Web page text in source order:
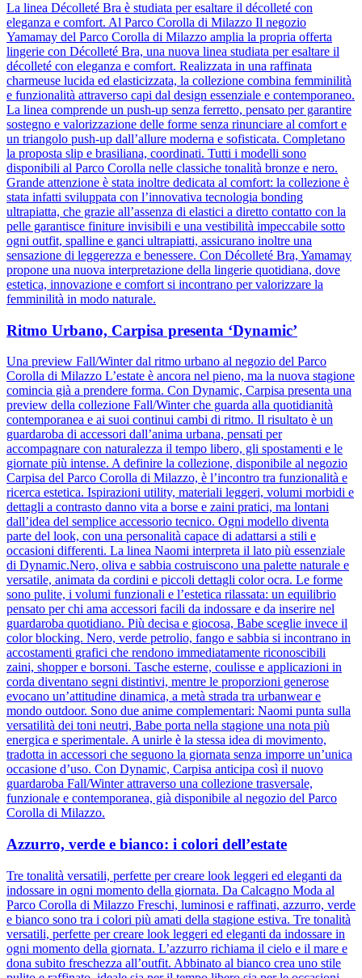
La linea Décolleté Bra è studiata per esaltare il décolleté con
eleganza e comfort. Al Parco Corolla di Milazzo Il negozio
Yamamay del Parco Corolla di Milazzo amplia la propria offerta
lingerie con Décolleté Bra, una nuova linea studiata per esaltare il
décolleté con eleganza e comfort. Realizzata in una raffinata
charmeuse lucida ed elasticizzata, la collezione combina femminilità
e funzionalità attraverso capi dal design essenziale e contemporaneo.
La linea comprende un push-up senza ferretto, pensato per garantire
sostegno e valorizzazione delle forme senza rinunciare al comfort e
un triangolo push-up dall’allure moderna e sofisticata. Completano
la proposta slip e brasiliana, coordinati. Tutti i modelli sono
disponibili al Parco Corolla nelle classiche tonalità bronze e nero.
Grande attenzione è stata inoltre dedicata al comfort: la collezione è
stata infatti sviluppata con l’innovativa tecnologia bonding
ultrapiatta, che grazie all’assenza di elastici a diretto contatto con la
pelle garantisce finiture invisibili e una vestibilità impeccabile sotto
ogni outfit, spalline e ganci ultrapiatti, assicurano inoltre una
sensazione di leggerezza e benessere. Con Décolleté Bra, Yamamay
propone una nuova interpretazione della lingerie quotidiana, dove
estetica, innovazione e comfort si incontrano per valorizzare la
femminilità in modo naturale.
Ritmo Urbano, Carpisa presenta ‘Dynamic’
Una preview Fall/Winter dal ritmo urbano al negozio del Parco
Corolla di Milazzo L’estate è ancora nel pieno, ma la nuova stagione
comincia già a prendere forma. Con Dynamic, Carpisa presenta una
preview della collezione Fall/Winter che guarda alla quotidianità
contemporanea e ai suoi continui cambi di ritmo. Il risultato è un
guardaroba di accessori dall’anima urbana, pensati per
accompagnare con naturalezza il tempo libero, gli spostamenti e le
giornate più intense. A definire la collezione, disponibile al negozio
Carpisa del Parco Corolla di Milazzo, è l’incontro tra funzionalità e
ricerca estetica. Ispirazioni utility, materiali leggeri, volumi morbidi e
dettagli a contrasto danno vita a borse e zaini pratici, ma lontani
dall’idea del semplice accessorio tecnico. Ogni modello diventa
parte del look, con una personalità capace di adattarsi a stili e
occasioni differenti. La linea Naomi interpreta il lato più essenziale
di Dynamic.Nero, oliva e sabbia costruiscono una palette naturale e
versatile, animata da cordini e piccoli dettagli color ocra. Le forme
sono pulite, i volumi funzionali e l’estetica rilassata: un equilibrio
pensato per chi ama accessori facili da indossare e da inserire nel
guardaroba quotidiano. Più decisa e giocosa, Babe sceglie invece il
color blocking. Nero, verde petrolio, fango e sabbia si incontrano in
accostamenti grafici che rendono immediatamente riconoscibili
zaini, shopper e borsoni. Tasche esterne, coulisse e applicazioni in
corda diventano segni distintivi, mentre le proporzioni generose
evocano un’attitudine dinamica, a metà strada tra urbanwear e
mondo outdoor. Sono due anime complementari: Naomi punta sulla
versatilità dei toni neutri, Babe porta nella stagione una nota più
energica e sperimentale. A unirle è la stessa idea di movimento,
tradotta in accessori che seguono la giornata senza imporre un’unica
occasione d’uso. Con Dynamic, Carpisa anticipa così il nuovo
guardaroba Fall/Winter attraverso una collezione trasversale,
funzionale e contemporanea, già disponibile al negozio del Parco
Corolla di Milazzo.
Azzurro, verde e bianco: i colori dell’estate
Tre tonalità versatili, perfette per creare look leggeri ed eleganti da
indossare in ogni momento della giornata. Da Calcagno Moda al
Parco Corolla di Milazzo Freschi, luminosi e raffinati, azzurro, verde
e bianco sono tra i colori più amati della stagione estiva. Tre tonalità
versatili, perfette per creare look leggeri ed eleganti da indossare in
ogni momento della giornata. L’azzurro richiama il cielo e il mare e
dona subito freschezza all’outfit. Abbinato al bianco crea uno stile